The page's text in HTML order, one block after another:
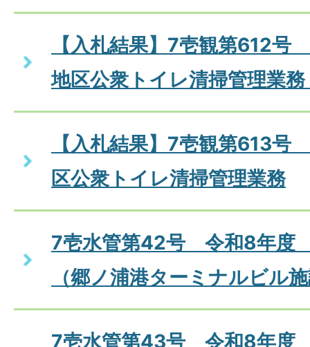
【入札結果】7壱観第612
地区公衆トイレ清掃管理業
【入札結果】7壱観第613
区公衆トイレ清掃管理業務
7壱水管第42号 令和8年度
（郷ノ浦港ターミナルビル
7壱水管第43号 令和8年度